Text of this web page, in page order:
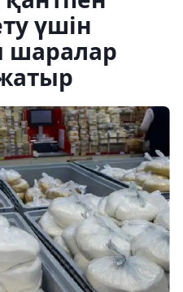
үшін
шаралар